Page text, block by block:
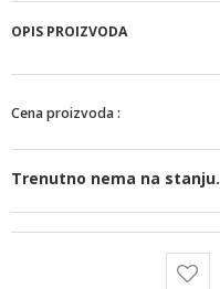
OPIS PROIZVODA
Cena proizvoda :
Trenutno nema na stanju.